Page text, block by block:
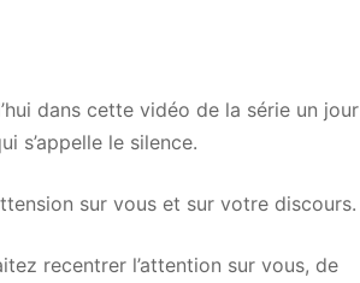
dans cette vidéo de la série un jour
s’appelle le silence.
sur vous et sur votre discours.
recentrer l’attention sur vous, de